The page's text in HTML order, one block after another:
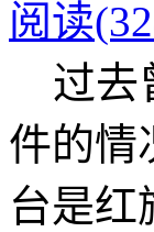
阅读
过去
件的情
台是红